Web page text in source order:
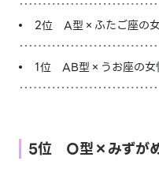
2位 A型×ふたご座の
1位 AB型×うお座の女
5位 O型×みずが